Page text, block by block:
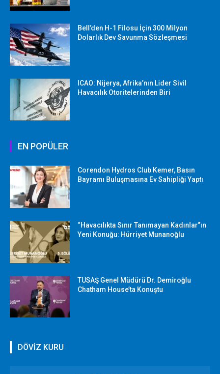
Bell’den H-1 Filosu İçin 300 Milyon
Dolarlık Dev Savunma Sözleşmesi
ICAO: Nijerya, Afrika’nın Lider Sivil
Havacılık Otoritelerinden Biri
EN POPÜLER
Corendon Hydros Club Kemer, Basın
Bayramı Buluşmasına Ev Sahipliği Yaptı
“Havacılıkta Sınır Tanımayan Kadınlar”ın
Yeni Konuğu: Hürriyet Munanoğlu
TUSAŞ Genel Müdürü Dr. Demiroğlu
Chatham House’ta Konuştu
DÖVİZ KURU